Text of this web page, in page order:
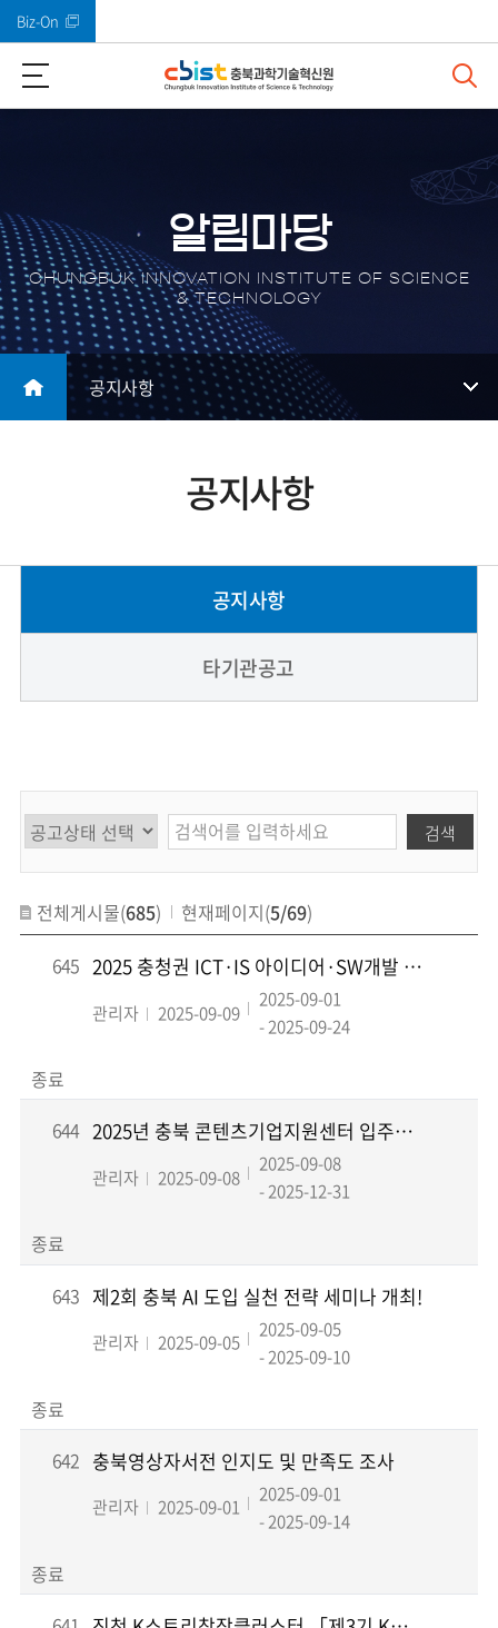
Biz-On
알림마당
CHUNGBUK INNOVATION INSTITUTE OF SCIENCE
& TECHNOLOGY
공지사항
공지사항
공지사항
타기관공고
검색
전체게시물(685) 현재페이지(5/69)
645
2025 충청권 ICT·IS 아이디어·SW개발 공모전
관리자 2025-09-09
2025-09-01
- 2025-09-24
종료
644
2025년 충북 콘텐츠기업지원센터 입주기업 모집공고(수시)
관리자 2025-09-08
2025-09-08
- 2025-12-31
종료
643 제2회 충북 AI 도입 실천 전략 세미나 개최!
관리자 2025-09-05
2025-09-05
- 2025-09-10
종료
642 충북영상자서전 인지도 및 만족도 조사
관리자 2025-09-01
2025-09-01
- 2025-09-14
종료